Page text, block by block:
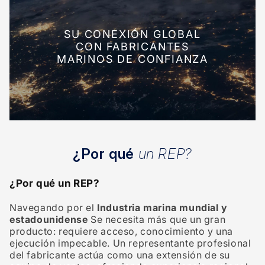
SU CONEXIÓN GLOBAL
CON FABRICANTES
MARINOS DE CONFIANZA
¿Por qué un REP?
¿Por qué un REP?
Navegando por el Industria marina mundial y
estadounidense Se necesita más que un gran
producto: requiere acceso, conocimiento y una
ejecución impecable. Un representante profesional
del fabricante actúa como una extensión de su